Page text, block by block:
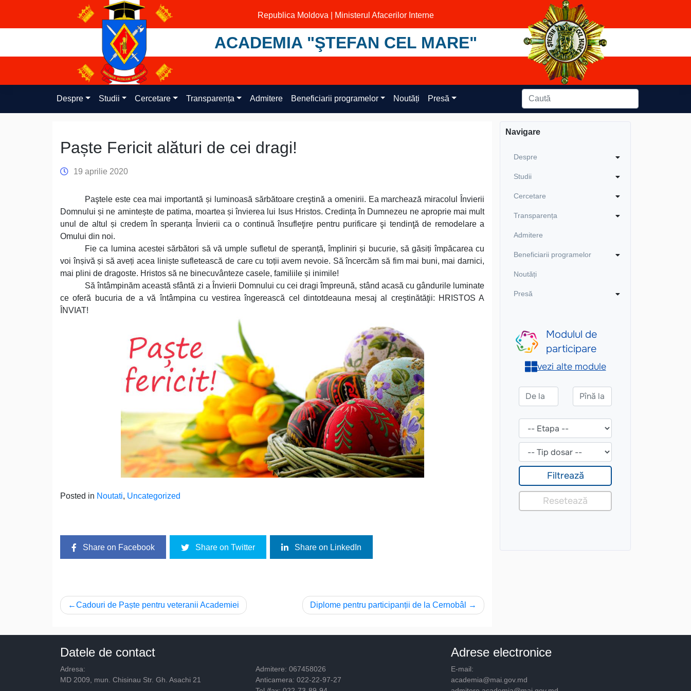
content
Republica Moldova | Ministerul Afacerilor Interne
ACADEMIA "ŞTEFAN CEL MARE"
Despre Studii Cercetare Transparența Admitere Beneficiarii programelor Noutăți Presă
Paște Fericit alături de cei dragi!
19 aprilie 2020
Paştele este cea mai importantă și luminoasă sărbătoare creştină a omenirii. Ea marchează miracolul Învierii
Domnului și ne amintește de patima, moartea și învierea lui Isus Hristos. Credința în Dumnezeu ne aproprie mai mult
unul de altul și credem în speranța Învierii ca o continuă însufleţire pentru purificare şi tendinţă de remodelare a
Omului din noi.
Fie ca lumina acestei sărbători să vă umple sufletul de speranță, împliniri și bucurie, să găsiți împăcarea cu
voi înșivă și să aveți acea liniște sufletească de care cu toții avem nevoie. Să încercăm să fim mai buni, mai darnici,
mai plini de dragoste. Hristos să ne binecuvânteze casele, familiile și inimile!
Să întâmpinăm această sfântă zi a Învierii Domnului cu cei dragi împreună, stând acasă cu gândurile luminate
ce oferă bucuria de a vă întâmpina cu vestirea îngerească cel dintotdeauna mesaj al creştinătăţii: HRISTOS A
ÎNVIAT!
Posted in Noutati, Uncategorized
Share on Facebook Share on Twitter Share on LinkedIn
Navigare
articole
Cadouri de Paște pentru veteranii Academiei Diplome pentru participanții de la Cernobâl
Navigare
Despre
Studii
Cercetare
Transparența
Admitere
Beneficiarii programelor
Noutăți
Presă
Datele de contact
Adresa:
MD 2009, mun. Chisinau Str. Gh. Asachi 21
Admitere: 067458026
Anticamera: 022-22-97-27
Adrese electronice
E-mail:
academia@mai.gov.md